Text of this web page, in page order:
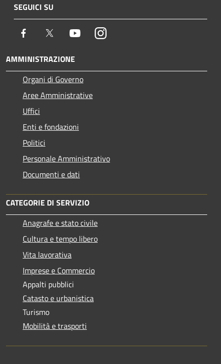
SEGUICI SU
Facebook Twitter YoutubeInstagram
AMMINISTRAZIONE
Organi di Governo
Aree Amministrative
Uffici
Enti e fondazioni
Politici
Personale Amministrativo
Documenti e dati
CATEGORIE DI SERVIZIO
Anagrafe e stato civile
Cultura e tempo libero
Vita lavorativa
Imprese e Commercio
Appalti pubblici
Catasto e urbanistica
Turismo
Mobilità e trasporti